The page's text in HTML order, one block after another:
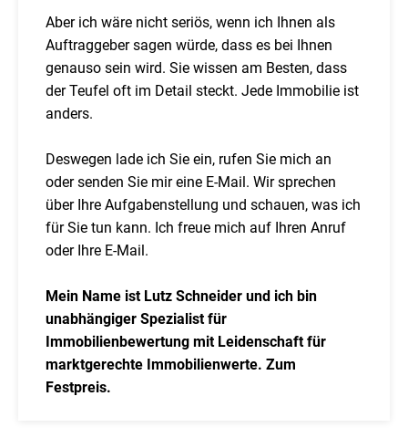
Aber ich wäre nicht seriös, wenn ich Ihnen als
Auftraggeber sagen würde, dass es bei Ihnen
genauso sein wird. Sie wissen am Besten, dass
der Teufel oft im Detail steckt. Jede Immobilie ist
anders.
Deswegen lade ich Sie ein, rufen Sie mich an
oder senden Sie mir eine E-Mail. Wir sprechen
über Ihre Aufgabenstellung und schauen, was ich
für Sie tun kann. Ich freue mich auf Ihren Anruf
oder Ihre E-Mail.
Mein Name ist Lutz Schneider und ich bin
unabhängiger Spezialist für
Immobilienbewertung mit Leidenschaft für
marktgerechte Immobilienwerte. Zum
Festpreis.